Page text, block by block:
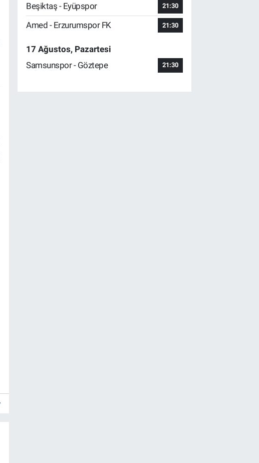
Beşiktaş - Eyüpspor 21:30
Amed - Erzurumspor FK 21:30
17 Ağustos, Pazartesi
Samsunspor - Göztepe
21:30